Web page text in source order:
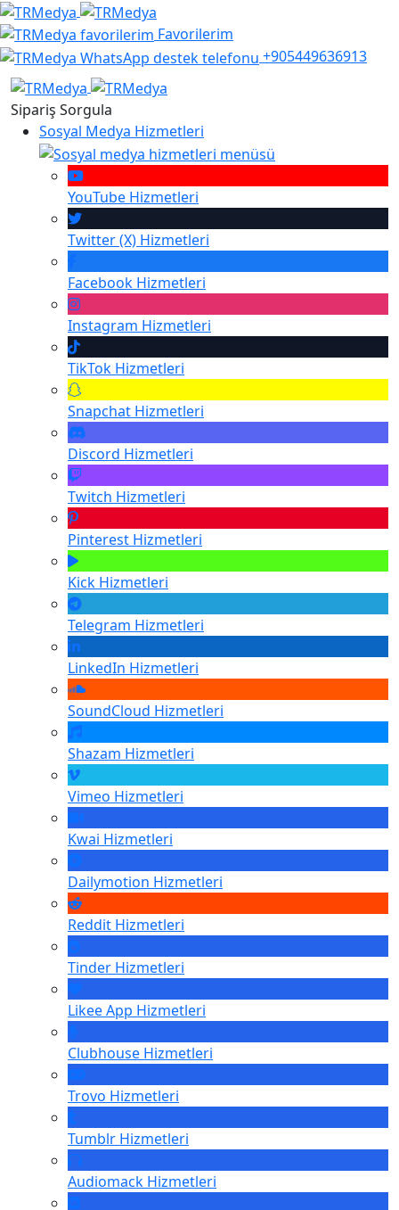
Favorilerim
+905449636913
Sipariş Sorgula
Sosyal Medya Hizmetleri
YouTube Hizmetleri
Twitter (X) Hizmetleri
Facebook Hizmetleri
Instagram Hizmetleri
TikTok Hizmetleri
Snapchat Hizmetleri
Discord Hizmetleri
Twitch Hizmetleri
Pinterest Hizmetleri
Kick Hizmetleri
Telegram Hizmetleri
LinkedIn Hizmetleri
SoundCloud Hizmetleri
Shazam Hizmetleri
Vimeo Hizmetleri
Kwai Hizmetleri
Dailymotion Hizmetleri
Reddit Hizmetleri
Tinder Hizmetleri
Likee App Hizmetleri
Clubhouse Hizmetleri
Trovo Hizmetleri
Tumblr Hizmetleri
Audiomack Hizmetleri